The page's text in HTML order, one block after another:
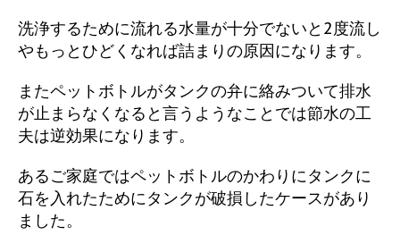
洗浄するために流れる水量が十分でないと2度流し
やもっとひどくなれば詰まりの原因になります。
またペットボトルがタンクの弁に絡みついて排水
が止まらなくなると言うようなことでは節水の工
夫は逆効果になります。
あるご家庭ではペットボトルのかわりにタンクに
石を入れたためにタンクが破損したケースがあり
ました。